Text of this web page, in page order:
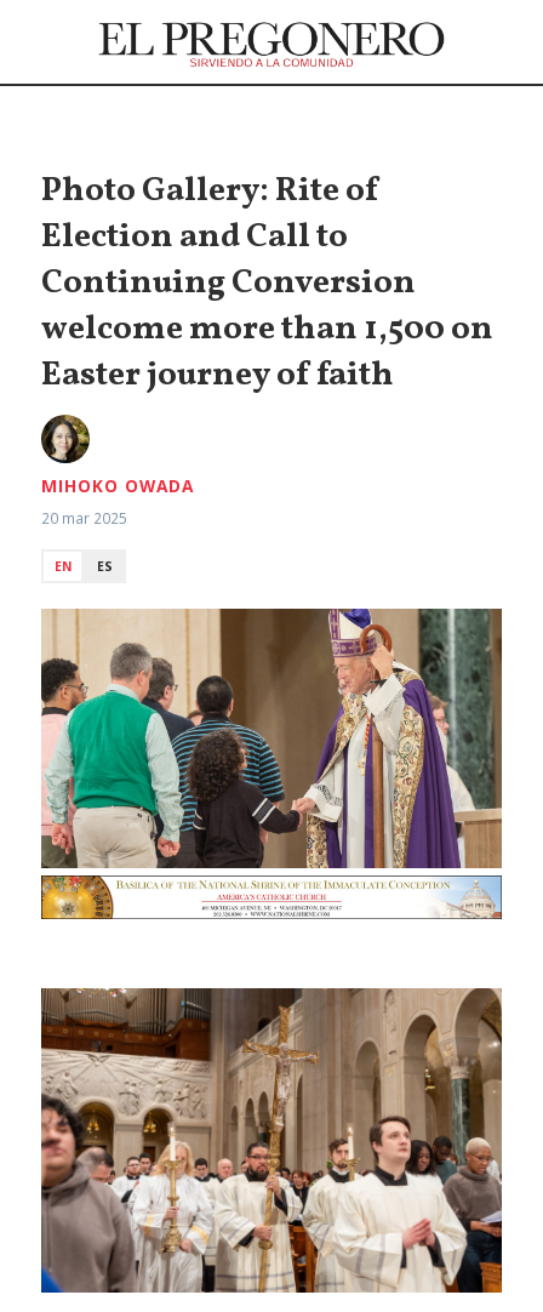
Photo Gallery: Rite of
Election and Call to
Continuing Conversion
welcome more than 1,500 on
Easter journey of faith
MIHOKO OWADA
20 mar 2025
EN ES